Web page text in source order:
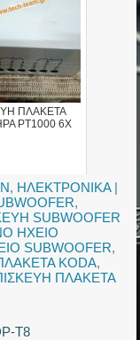
ΠΛΑΚΕΤΑ
PT1000 6X
, ΗΛΕΚΤΡΟΝΙΚΑ|
,
SUBWOOFER
ΗΧΕΙΟ
SUBWOOFER,
KODA,
ΠΛΑΚΕΤΑ
T8